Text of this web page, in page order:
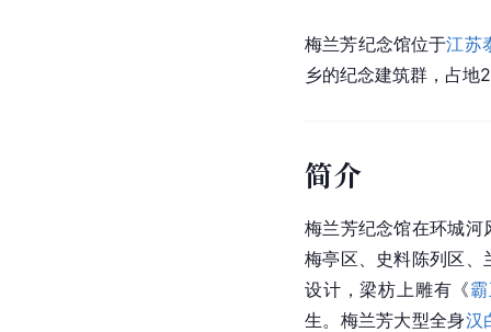
梅兰芳纪念馆位于江苏
乡的纪念建筑群，占地
简介
梅兰芳纪念馆在环城河
梅亭区、史料陈列区
设计，梁枋上雕有《
生。梅兰芳大型全身汉